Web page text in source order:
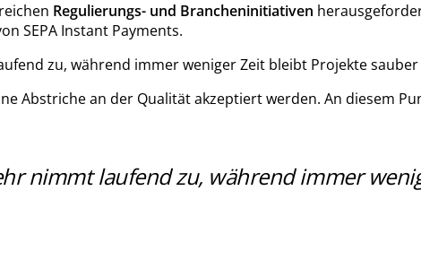
Regulierungs- und Brancheninitiativen
SEPA Instant Payments.
zu, während immer weniger Zeit bleibt Projekte
Abstriche an der Qualität akzeptiert werden. An diesem
nimmt laufend zu, während immer